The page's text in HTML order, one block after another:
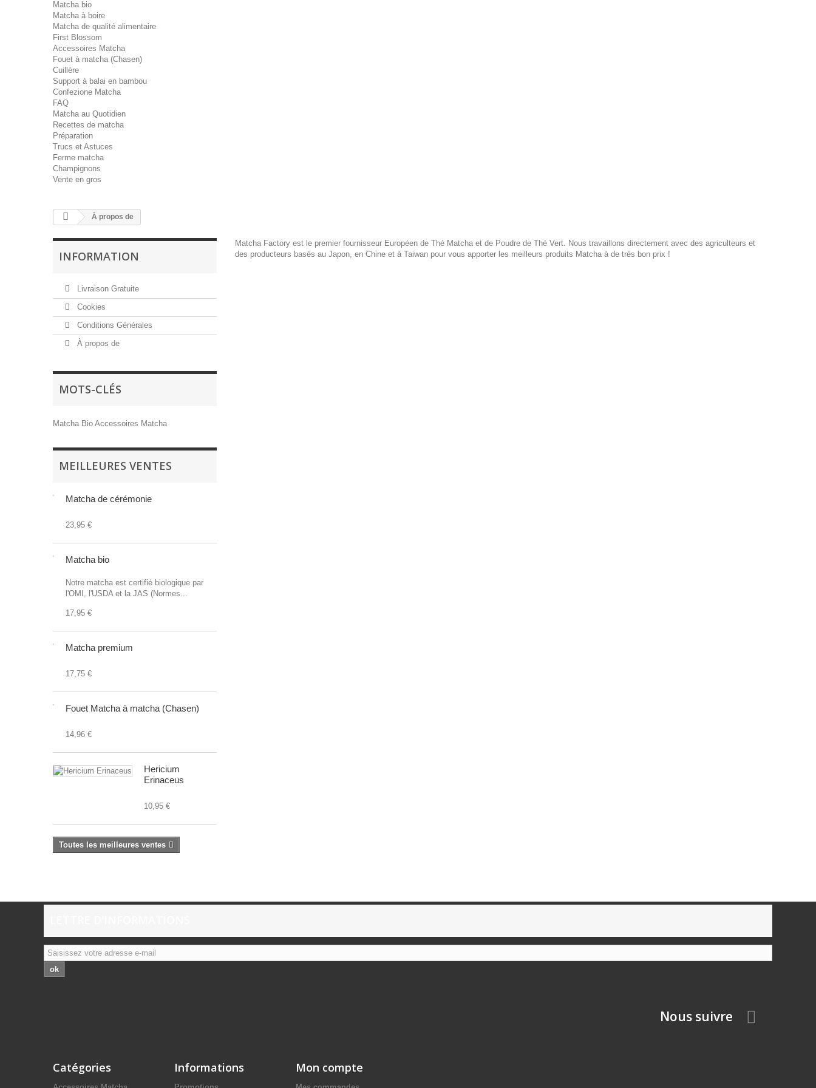
Matcha bio
Matcha à boire
Matcha de qualité alimentaire
First Blossom
Accessoires Matcha
Fouet à matcha (Chasen)
Cuillère
Support à balai en bambou
Confezione Matcha
FAQ
Matcha au Quotidien
Recettes de matcha
Préparation
Trucs et Astuces
Ferme matcha
Champignons
Vente en gros
À propos de
INFORMATION
Livraison Gratuite
Cookies
Conditions Générales
À propos de
MOTS-CLÉS
Matcha Bio Accessoires Matcha
MEILLEURES VENTES
Matcha de cérémonie
23,95 €
Matcha bio
Notre matcha est certifié biologique par
l'OMI, l'USDA et la JAS (Normes...
17,95 €
Matcha premium
17,75 €
Fouet Matcha à matcha (Chasen)
14,96 €
Hericium
Erinaceus
10,95 €
Toutes les meilleures ventes
Matcha Factory est le premier fournisseur Européen de Thé Matcha et de Poudre de Thé Vert. Nous travaillons directement avec des agriculteurs et
des producteurs basés au Japon, en Chine et à Taiwan pour vous apporter les meilleurs produits Matcha à de très bon prix !
ok
Nous suivre
Catégories Informations Mon compte